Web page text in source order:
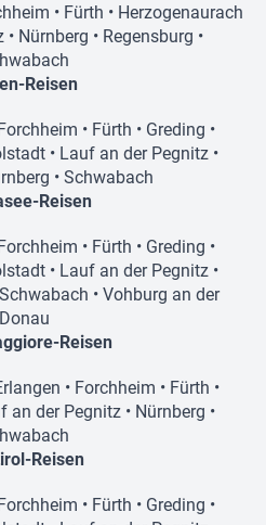
• Fürth • Herzogenaurach
• Nürnberg • Regensburg •
Reisen
• Fürth • Greding •
• Lauf an der Pegnitz •
• Schwabach
Reisen
• Fürth • Greding •
• Lauf an der Pegnitz •
Schwabach • Vohburg an der
Donau
Reisen
• Forchheim • Fürth •
an der Pegnitz • Nürnberg •
Reisen
• Fürth • Greding •